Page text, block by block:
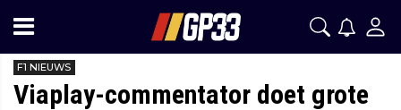
F1 NIEUWS
Viaplay-commentator doet grote